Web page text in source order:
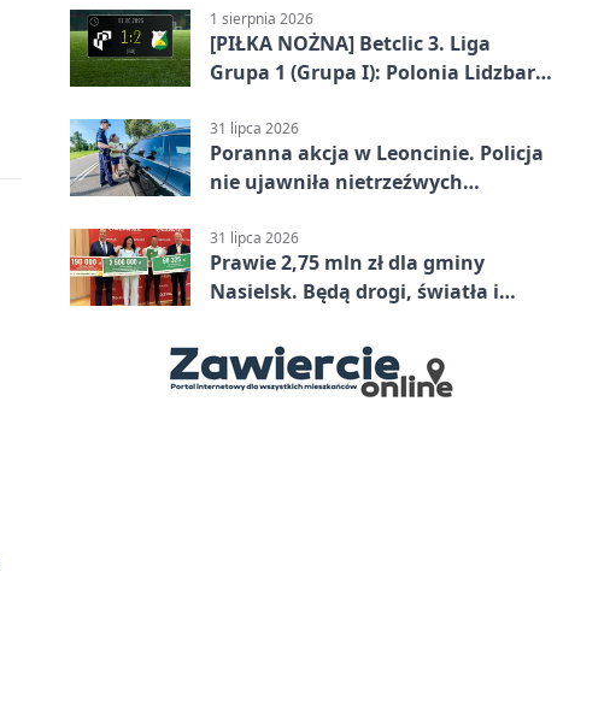
1 sierpnia 2026
[PIŁKA NOŻNA] Betclic 3. Liga
Grupa 1 (Grupa I): Polonia Lidzbark
Mazowiecki 1:2
31 lipca 2026
Poranna akcja w Leoncinie. Policja
nie ujawniła nietrzeźwych
31 lipca 2026
Prawie 2,75 mln zł dla gminy
Nasielsk. Będą drogi, światła i